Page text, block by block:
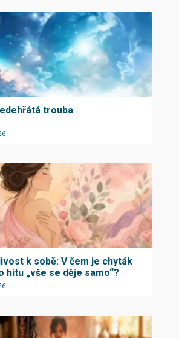
trouba
k sobě: V čem je chyták
„vše se děje samo“?